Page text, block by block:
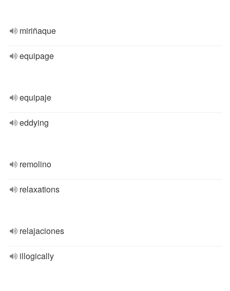
miriñaque
equipage
equipaje
eddying
remolino
relaxations
relajaciones
illogically